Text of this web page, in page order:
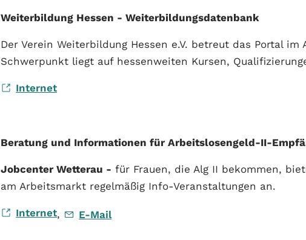
Weiterbildung Hessen - Weiterbildungsdatenbank
Der Verein Weiterbildung Hessen e.V. betreut das Portal im
Schwerpunkt liegt auf hessenweiten Kursen,
Internet
Beratung und Informationen für Arbeitslosengeld-II-
Jobcenter Wetterau - für Frauen, die Alg II bekommen,
am Arbeitsmarkt regelmäßig Info-Veranstaltungen an.
Internet, E-Mail